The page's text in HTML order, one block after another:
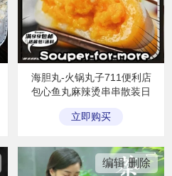
海胆丸-火锅丸子711便利店
包心鱼丸麻辣烫串串散装日
立即购买
立即购买编辑 删除